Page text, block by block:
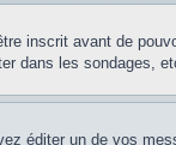
inscrit avant de
dans les sondages,
éditer un de vos